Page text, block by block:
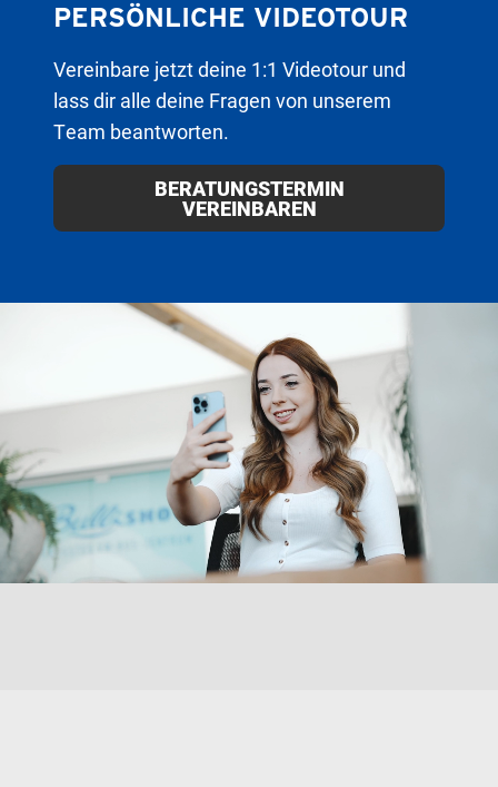
PERSÖNLICHE VIDEOTOUR
Vereinbare jetzt deine 1:1 Videotour und
lass dir alle deine Fragen von unserem
Team beantworten.
BERATUNGSTERMIN
VEREINBAREN